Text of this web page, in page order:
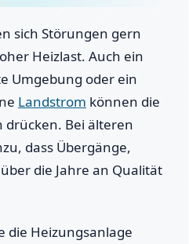
sich Störungen gern
Heizlast. Auch ein
Umgebung oder ein
Landstrom können die
drücken. Bei älteren
dass Übergänge,
die Jahre an Qualität
die Heizungsanlage